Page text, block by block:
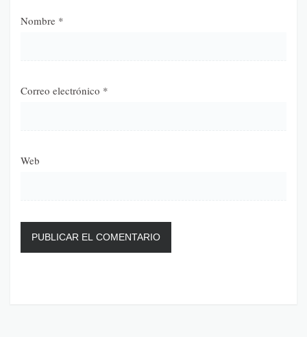
Nombre *
Correo electrónico *
Web